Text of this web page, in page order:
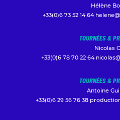
Hélène
+33(0)6 73 52 14 64
TOURNÉES &
Nicolas
+33(0)6 78 70 22 64
TOURNÉES &
Antoine
+33(0)6 29 56 76 38